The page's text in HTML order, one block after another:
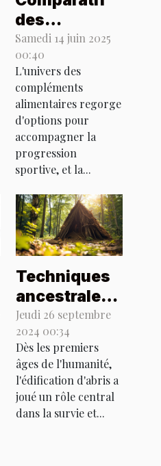
des
différents
types de
whey pour
optimiser
votre
entraînement
Samedi 14 juin 2025
00:40
L'univers des
compléments
alimentaires regorge
d'options pour
accompagner la
progression
sportive, et la...
Techniques
ancestrales
de
construction
d'abris en
milieu
naturel
Jeudi 26 septembre
2024 00:34
Dès les premiers
âges de l'humanité,
l'édification d'abris a
joué un rôle central
dans la survie et...